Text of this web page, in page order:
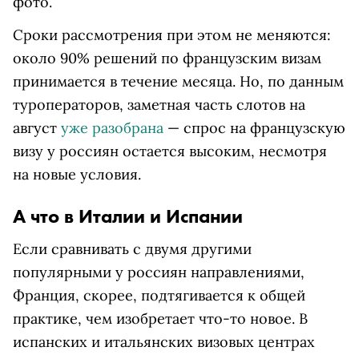
Сроки рассмотрения при этом не меняются:
около 90% решений по французским визам
принимается в течение месяца. Но, по данным
туроператоров, заметная часть слотов на
август уже разобрана — спрос на французскую
визу у россиян остается высоким, несмотря
на новые условия.
А что в Италии и Испании
Если сравнивать с двумя другими
популярными у россиян направлениями,
Франция, скорее, подтягивается к общей
практике, чем изобретает что-то новое. В
испанских и итальянских визовых центрах